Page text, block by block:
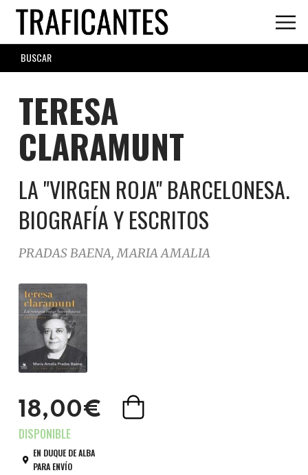
Skip
main
content
SEARCH
FORM
TERESA
CLARAMUNT
LA "VIRGEN ROJA" BARCELONESA.
BIOGRAFÍA Y ESCRITOS
PRADAS BAENA, MARIA AMALIA
18,00€
EN DUQUE DE ALBA
PARA ENVÍO